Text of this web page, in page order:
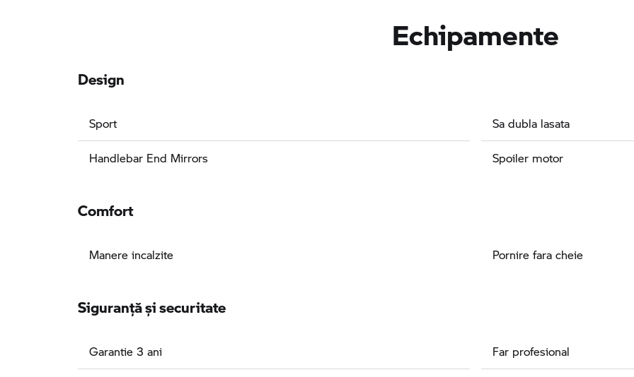
Echipamente
Design
Sport
Handlebar End Mirrors
Sa dubla lasata
Spoiler motor
Comfort
Manere incalzite Pornire fara cheie
Siguranţă şi securitate
Garantie 3 ani Far profesional